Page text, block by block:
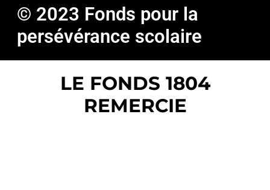
© 2023 Fonds pour la
persévérance scolaire
LE FONDS 1804
REMERCIE